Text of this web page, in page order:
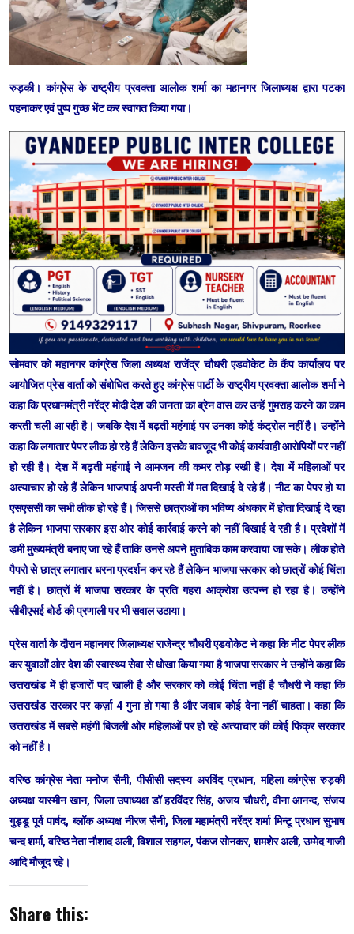
रुड़की। कांग्रेस के राष्ट्रीय प्रवक्ता आलोक शर्मा का महानगर जिलाध्यक्ष द्वारा पटका
पहनाकर एवं पुष्प गुच्छ भेंट कर स्वागत किया गया।
सोमवार को महानगर कांग्रेस जिला अध्यक्ष राजेंद्र चौधरी एडवोकेट के कैंप कार्यालय पर
आयोजित प्रेस वार्ता को संबोधित करते हुए कांग्रेस पार्टी के राष्ट्रीय प्रवक्ता आलोक शर्मा ने
कहा कि प्रधानमंत्री नरेंद्र मोदी देश की जनता का ब्रेन वास कर उन्हें गुमराह करने का काम
करती चली आ रही है। जबकि देश में बढ़ती महंगाई पर उनका कोई कंट्रोल नहीं है। उन्होंने
कहा कि लगातार पेपर लीक हो रहे हैं लेकिन इसके बावजूद भी कोई कार्यवाही आरोपियों पर नहीं
हो रही है। देश में बढ़ती महंगाई ने आमजन की कमर तोड़ रखी है। देश में महिलाओं पर
अत्याचार हो रहे हैं लेकिन भाजपाई अपनी मस्ती में मत दिखाई दे रहे हैं। नीट का पेपर हो या
एसएससी का सभी लीक हो रहे हैं। जिससे छात्राओं का भविष्य अंधकार में होता दिखाई दे रहा
है लेकिन भाजपा सरकार इस ओर कोई कार्रवाई करने को नहीं दिखाई दे रही है। प्रदेशों में
डमी मुख्यमंत्री बनाए जा रहे हैं ताकि उनसे अपने मुताबिक काम करवाया जा सके। लीक होते
पैपरो से छात्र लगातार धरना प्रदर्शन कर रहे हैं लेकिन भाजपा सरकार को छात्रों कोई चिंता
नहीं है। छात्रों में भाजपा सरकार के प्रति गहरा आक्रोश उत्पन्न हो रहा है। उन्होंने
सीबीएसई बोर्ड की प्रणाली पर भी सवाल उठाया।
प्रेस वार्ता के दौरान महानगर जिलाध्यक्ष राजेन्द्र चौधरी एडवोकेट ने कहा कि नीट पेपर लीक
कर युवाओं ओर देश की स्वास्थ्य सेवा से धोखा किया गया है भाजपा सरकार ने उन्होंने कहा कि
उत्तराखंड में ही हजारों पद खाली है और सरकार को कोई चिंता नहीं है चौधरी ने कहा कि
उत्तराखंड सरकार पर कर्ज़ा 4 गुना हो गया है और जवाब कोई देना नहीं चाहता। कहा कि
उत्तराखंड में सबसे महंगी बिजली ओर महिलाओं पर हो रहे अत्याचार की कोई फिक्र सरकार
को नहीं है।
वरिष्ठ कांग्रेस नेता मनोज सैनी, पीसीसी सदस्य अरविंद प्रधान, महिला कांग्रेस रुड़की
अध्यक्ष यास्मीन खान, जिला उपाध्यक्ष डॉ हरविंदर सिंह, अजय चौधरी, वीना आनन्द, संजय
गुड्डू पूर्व पार्षद, ब्लॉक अध्यक्ष नीरज सैनी, जिला महामंत्री नरेंद्र शर्मा मिन्टू प्रधान सुभाष
चन्द शर्मा, वरिष्ठ नेता नौशाद अली, विशाल सहगल, पंकज सोनकर, शमशेर अली, उम्मेद गाजी
आदि मौजूद रहे।
Share this: